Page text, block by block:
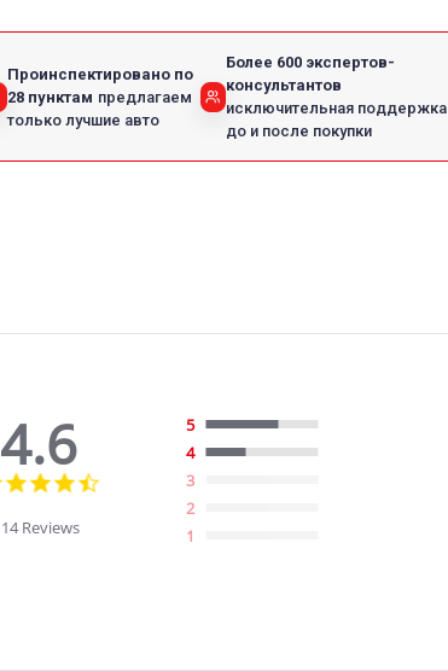
Проинспектировано по
28 пунктам предлагаем
только лучшие авто
Более 600 экспертов-
консультантов
исключительная поддержка
до и после покупки
4.6
4.6
14 Reviews
5
4
3
2
1